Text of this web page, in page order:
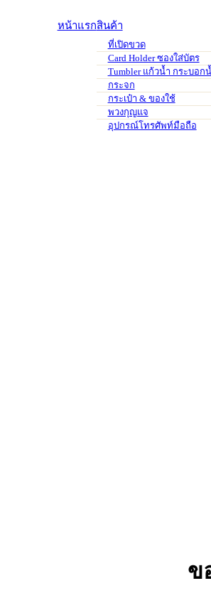
หน้าแรกสินค้า
ที่เปิดขวด
Card Holder ซองใส่บัตร
Tumbler แก้วน้ำ กระบอก
กระจก
กระเป๋า & ของใช้
พวงกุญแจ
อุปกรณ์โทรศัพท์มือถือ
ข